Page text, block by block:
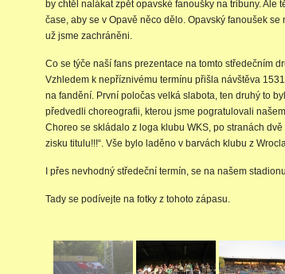
by chtěl nalákat zpět opavské fanoušky na tribuny. Ale
čase, aby se v Opavě něco dělo. Opavský fanoušek
už jsme zachráněni.
Co se týče naší fans prezentace na tomto středečním
Vzhledem k nepříznivému termínu přišla návštěva
na fandění. První poločas velká slabota, ten druhý to
předvedli choreografii, kterou jsme pogratulovali
Choreo se skládalo z loga klubu WKS, po stranách
zisku titulu!!!“. Vše bylo laděno v barvách klubu z
I přes nevhodný středeční termín, se na našem
Tady se podívejte na fotky z tohoto zápasu.